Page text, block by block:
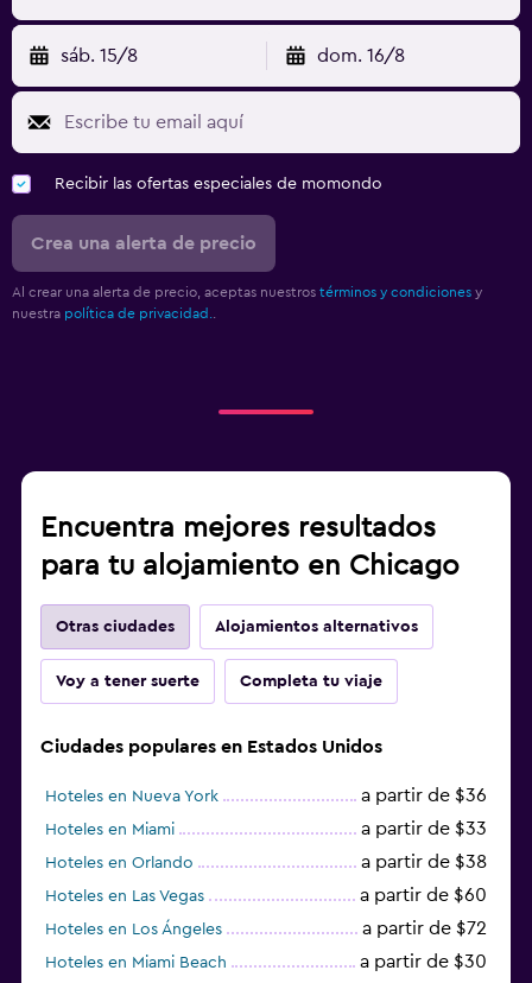
sáb. 15/8 dom. 16/8
Recibir las ofertas especiales de momondo
Crea una alerta de precio
Al crear una alerta de precio, aceptas nuestros términos y condiciones y
nuestra política de privacidad.
Encuentra mejores resultados
para tu alojamiento en Chicago
Otras ciudades Alojamientos alternativos
Voy a tener suerte Completa tu viaje
Ciudades populares en Estados Unidos
Hoteles en Nueva York a partir de $36
Hoteles en Miami a partir de $33
Hoteles en Orlando a partir de $38
Hoteles en Las Vegas a partir de $60
Hoteles en Los Ángeles a partir de $72
Hoteles en Miami Beach a partir de $30